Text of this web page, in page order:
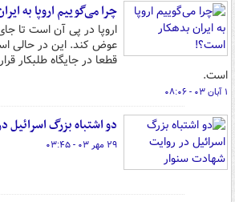
چرا می‌گوییم اروپا به
اروپا در پی آن است تا
عوض کند. این در حالی
قطعا در جایگاه طلبکار
است.
۱ آبان ۰۳ - ۰۸:۰۶
دو اشتباه بزرگ
۲۹ مهر ۰۳ - ۰۳:۴۵